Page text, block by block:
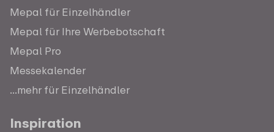
Mepal für Einzelhändler
Mepal für Ihre Werbebotschaft
Mepal Pro
Messekalender
...mehr für Einzelhändler
Inspiration